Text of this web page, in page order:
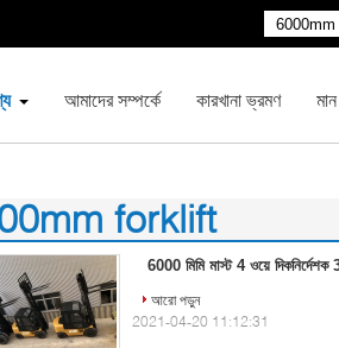
আমাদের সম্পর্কে কারখানা ভ্রমণ
forklift
6000 মিমি মাস্ট 4 ওয়ে দিকনির্দেশক
আরো পড়ুন
2021-04-20 11:12:31